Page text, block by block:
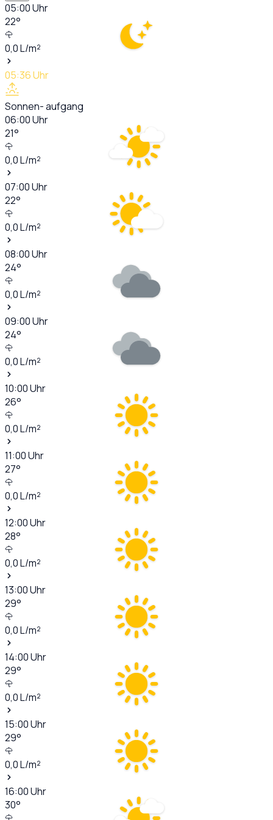
05:00Uhr
22°
0,0L/m²
05:36Uhr
Sonnen- aufgang
06:00Uhr
21°
0,0L/m²
07:00Uhr
22°
0,0L/m²
08:00Uhr
24°
0,0L/m²
09:00Uhr
24°
0,0L/m²
10:00Uhr
26°
0,0L/m²
11:00Uhr
27°
0,0L/m²
12:00Uhr
28°
0,0L/m²
13:00Uhr
29°
0,0L/m²
14:00Uhr
29°
0,0L/m²
15:00Uhr
29°
0,0L/m²
16:00Uhr
30°